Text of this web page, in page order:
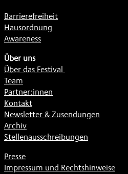
Barrierefreiheit
Hausordnung
Awareness
Über uns
Über das Festival
Team
Partner:innen
Kontakt
Newsletter & Zusendungen
Archiv
Stellenausschreibungen
Presse
Impressum und Rechtshinweise